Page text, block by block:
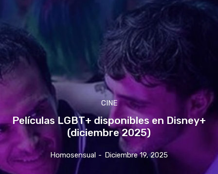
CINE
Películas LGBT+ disponibles en Disney+
(diciembre 2025)
Homosensual - Diciembre 19, 2025